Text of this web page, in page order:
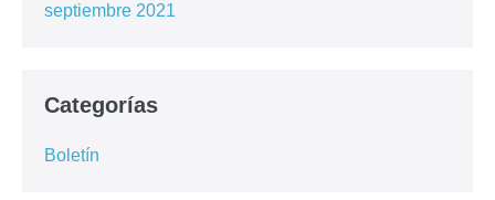
septiembre 2021
Categorías
Boletín